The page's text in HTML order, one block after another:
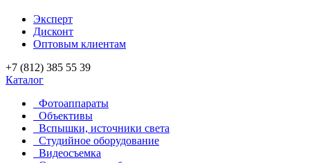
Эксперт
Дисконт
Оптовым клиентам
+7 (812) 385 55 39
Каталог
Фотоаппараты
Объективы
Вспышки, источники света
Студийное оборудование
Видеосъемка